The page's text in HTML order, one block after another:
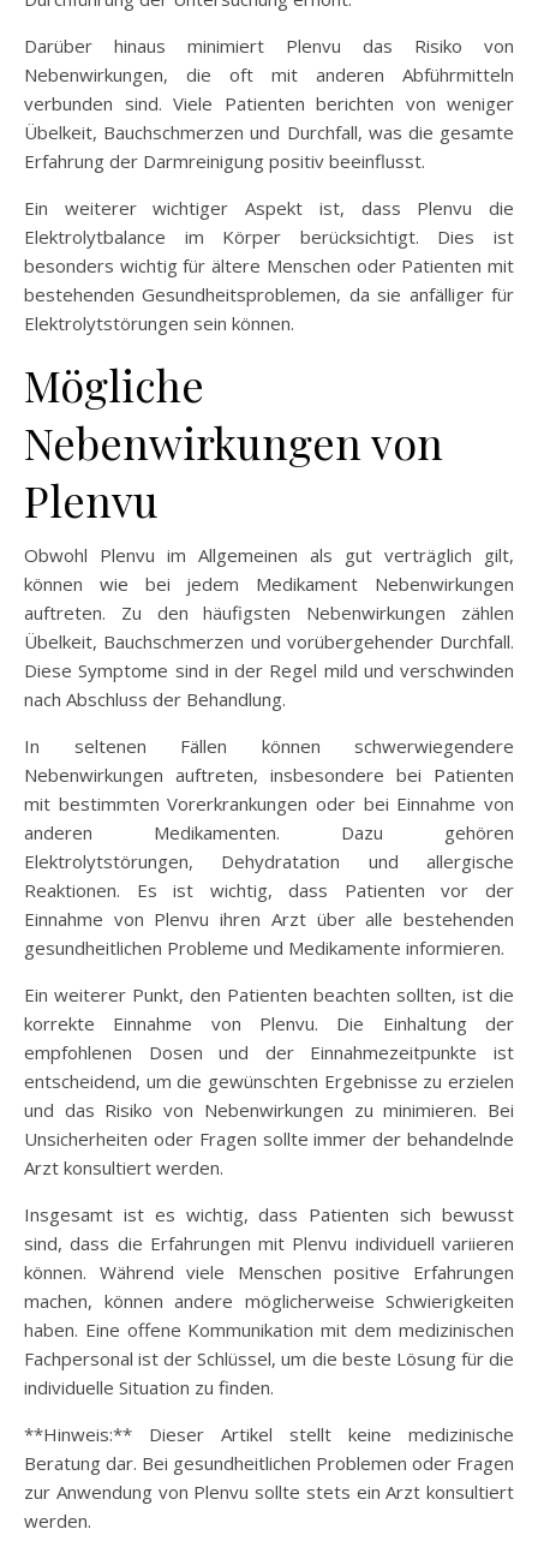
Darüber hinaus minimiert Plenvu das Risiko von
Nebenwirkungen, die oft mit anderen Abführmitteln
verbunden sind. Viele Patienten berichten von weniger
Übelkeit, Bauchschmerzen und Durchfall, was die gesamte
Erfahrung der Darmreinigung positiv beeinflusst.
Ein weiterer wichtiger Aspekt ist, dass Plenvu die
Elektrolytbalance im Körper berücksichtigt. Dies ist
besonders wichtig für ältere Menschen oder Patienten mit
bestehenden Gesundheitsproblemen, da sie anfälliger für
Elektrolytstörungen sein können.
Mögliche
Nebenwirkungen von
Plenvu
Obwohl Plenvu im Allgemeinen als gut verträglich gilt,
können wie bei jedem Medikament Nebenwirkungen
auftreten. Zu den häufigsten Nebenwirkungen zählen
Übelkeit, Bauchschmerzen und vorübergehender Durchfall.
Diese Symptome sind in der Regel mild und verschwinden
nach Abschluss der Behandlung.
In seltenen Fällen können schwerwiegendere
Nebenwirkungen auftreten, insbesondere bei Patienten
mit bestimmten Vorerkrankungen oder bei Einnahme von
anderen Medikamenten. Dazu gehören
Elektrolytstörungen, Dehydratation und allergische
Reaktionen. Es ist wichtig, dass Patienten vor der
Einnahme von Plenvu ihren Arzt über alle bestehenden
gesundheitlichen Probleme und Medikamente informieren.
Ein weiterer Punkt, den Patienten beachten sollten, ist die
korrekte Einnahme von Plenvu. Die Einhaltung der
empfohlenen Dosen und der Einnahmezeitpunkte ist
entscheidend, um die gewünschten Ergebnisse zu erzielen
und das Risiko von Nebenwirkungen zu minimieren. Bei
Unsicherheiten oder Fragen sollte immer der behandelnde
Arzt konsultiert werden.
Insgesamt ist es wichtig, dass Patienten sich bewusst
sind, dass die Erfahrungen mit Plenvu individuell variieren
können. Während viele Menschen positive Erfahrungen
machen, können andere möglicherweise Schwierigkeiten
haben. Eine offene Kommunikation mit dem medizinischen
Fachpersonal ist der Schlüssel, um die beste Lösung für die
individuelle Situation zu finden.
**Hinweis:** Dieser Artikel stellt keine medizinische
Beratung dar. Bei gesundheitlichen Problemen oder Fragen
zur Anwendung von Plenvu sollte stets ein Arzt konsultiert
werden.